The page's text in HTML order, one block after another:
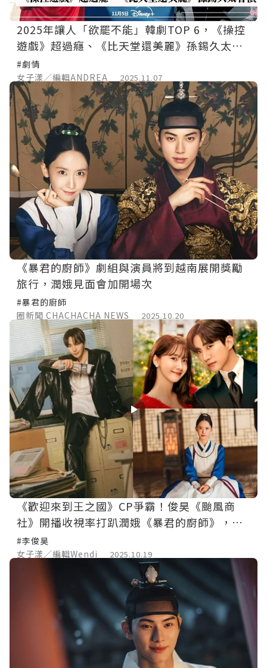
2025年讓人「欲罷不能」韓劇TOP 6，《操控
遊戲》超過癮、《比天堂還美麗》孫錫久太會
演
#劇情
女子漾／編輯ANDREA
2025.11.07
《暴君的廚師》劇組與演員將到越南展開獎勵
旅行，潤娥見面會加開場次
#暴君的廚師
圈新聞 CHACHACHA NEWS
2025.10.20
《歡迎來到王之國》CP爭霸！俊昊《颱風商
社》開播收視率打趴潤娥《暴君的廚師》，打
破tvN周末劇紀錄！
#李俊昊
女子漾／編輯Wendi
2025.10.19